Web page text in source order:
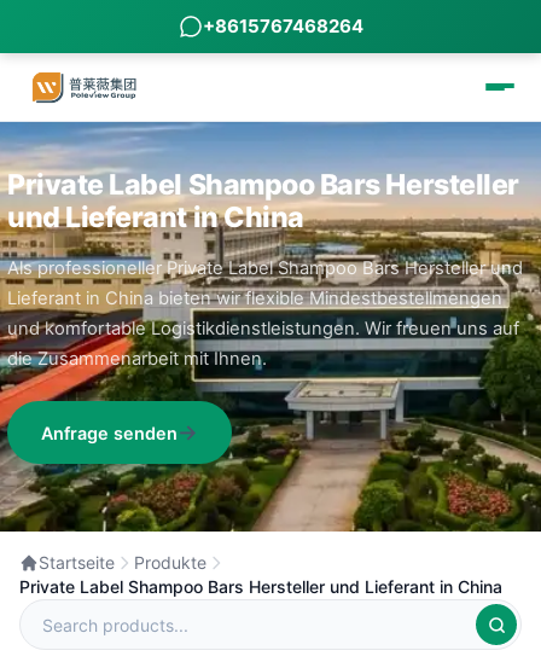
+8615767468264
Private Label Shampoo Bars Hersteller
und Lieferant in China
Als professioneller Private Label Shampoo Bars Hersteller und
Lieferant in China bieten wir flexible Mindestbestellmengen
und komfortable Logistikdienstleistungen. Wir freuen uns auf
die Zusammenarbeit mit Ihnen.
Anfrage senden
Startseite
Produkte
Private Label Shampoo Bars Hersteller und Lieferant in China